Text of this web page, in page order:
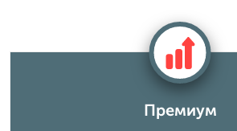
Премиум